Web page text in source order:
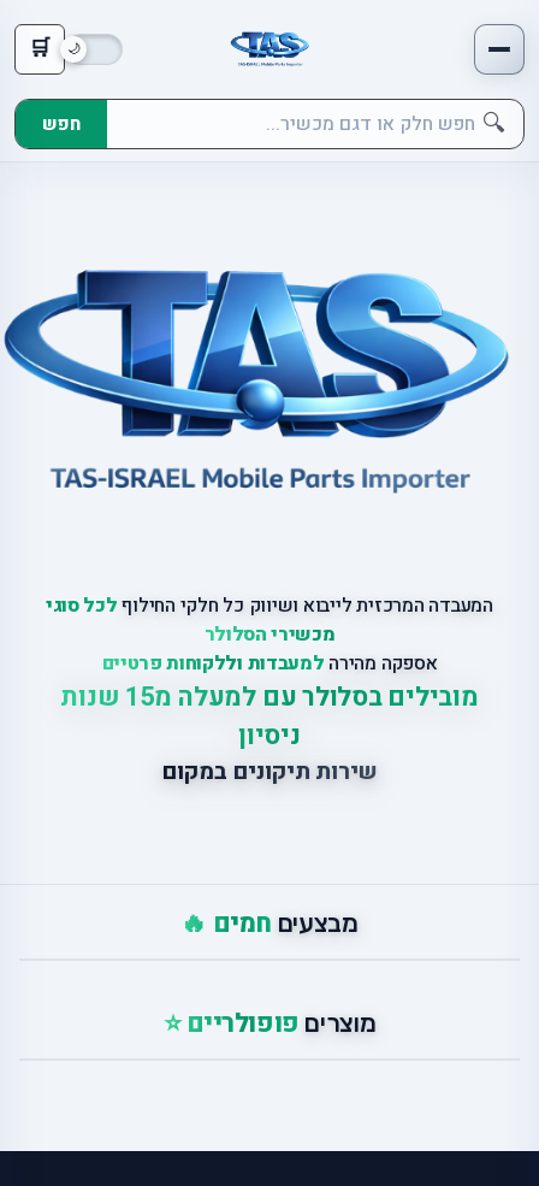
🛒
🔍 חפש
המעבדה המרכזית לייבוא ושיווק כל חלקי החילוףלכל סוגי
מכשירי הסלולר
אספקה מהירה למעבדות וללקוחות פרטיים
מובילים בסלולר עם למעלה מ15 שנות
ניסיון
שירות תיקונים במקום
מבצעים חמים 🔥
מוצרים פופולריים ⭐